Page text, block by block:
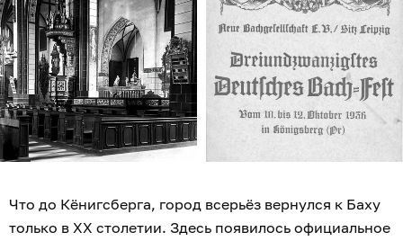
Что до Кёнигсберга, город всерьёз вернулся к Баху
только в XX столетии. Здесь появилось официальное